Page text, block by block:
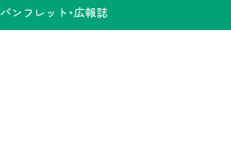
パンフレット・広報誌